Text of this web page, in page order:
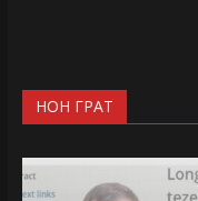
НОН ГРАТ